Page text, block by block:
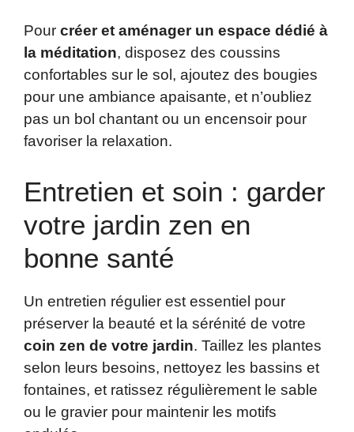
Pour créer et aménager un espace dédié à
la méditation, disposez des coussins
confortables sur le sol, ajoutez des bougies
pour une ambiance apaisante, et n’oubliez
pas un bol chantant ou un encensoir pour
favoriser la relaxation.
Entretien et soin : garder
votre jardin zen en
bonne santé
Un entretien régulier est essentiel pour
préserver la beauté et la sérénité de votre
coin zen de votre jardin. Taillez les plantes
selon leurs besoins, nettoyez les bassins et
fontaines, et ratissez régulièrement le sable
ou le gravier pour maintenir les motifs